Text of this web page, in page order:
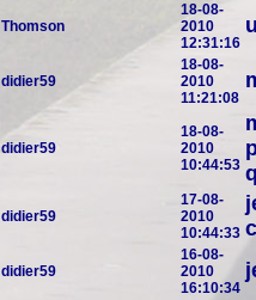
Thomson
18-08-
2010
12:31:16
didier59
18-08-
2010
11:21:08
didier59
18-08-
2010
10:44:53
didier59
17-08-
2010
10:44:33
didier59
16-08-
2010
16:10:34